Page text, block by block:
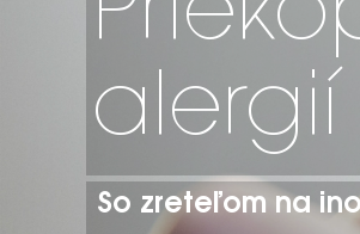
alergií
So zreteľom na